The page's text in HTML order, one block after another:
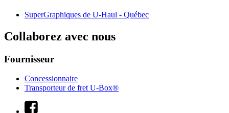
SuperGraphiques de U-Haul - Québec
Collaborez avec nous
Fournisseur
Concessionnaire
Transporteur de fret U-Box®